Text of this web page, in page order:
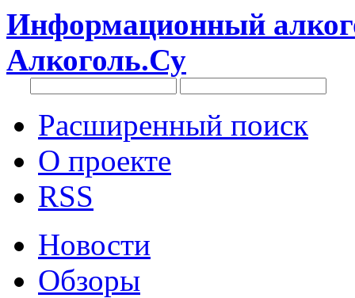
Информационный
Алкоголь.Су
Расширенный поиск
О проекте
RSS
Новости
Обзоры